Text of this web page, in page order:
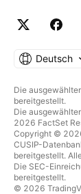
Deutsch
Die
bereitgestellt.
Die
2026 FactSet
Copyright ©
CUSIP-
bereitgestellt.
Die SEC-
bereitgestellt.
© 2026